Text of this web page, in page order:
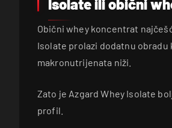
Isolate ili obični
Obični whey koncentrat
Isolate prolazi dodatnu
makronutrijenata niži.
Zato je Azgard Whey Isolate
profil.